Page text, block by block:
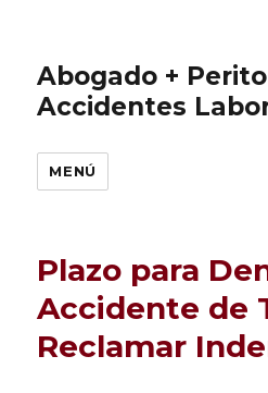
Abogado +
Accidentes
MENÚ
Plazo para
Accidente de
Reclamar